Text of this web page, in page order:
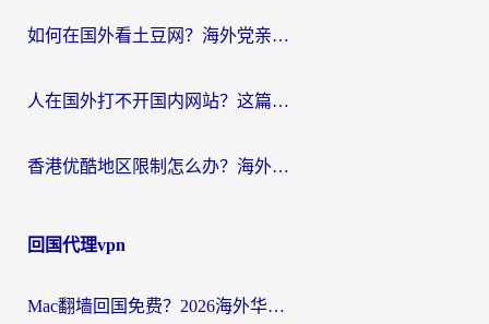
如何在国外看土豆网？海外党亲测有效的追剧加速器选择指南
人在国外打不开国内网站？这篇攻略帮你无缝解锁国内资源（附交管12123使用技巧）
香港优酷地区限制怎么办？海外党亲测有效的追剧解决方案
回国代理vpn
Mac翻墙回国免费？2026海外华人亲测：从CCTV5直播到国内APP，这样选加速器才靠谱